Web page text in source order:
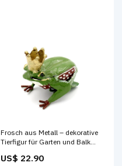
Frosch aus Metall – dekorative
Tierfigur für Garten und Balkon
US$ 22.90